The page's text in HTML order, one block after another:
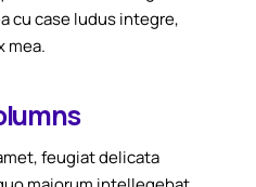
cu case ludus integre,
mea.
feugiat delicata